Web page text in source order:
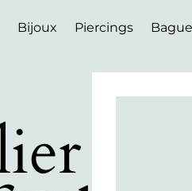
Bijoux Piercings